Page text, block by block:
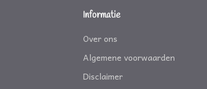
Informatie
Over ons
Algemene voorwaarden
Disclaimer